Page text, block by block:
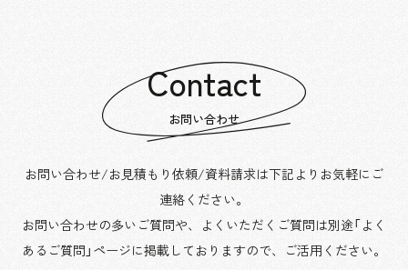
Contact
お問い合わせ
お問い合わせ/お見積もり依頼/資料請求は下記よりお気軽にご
連絡ください。
お問い合わせの多いご質問や、よくいただくご質問は別途「よく
あるご質問」ページに掲載しておりますので、
ご活用ください。